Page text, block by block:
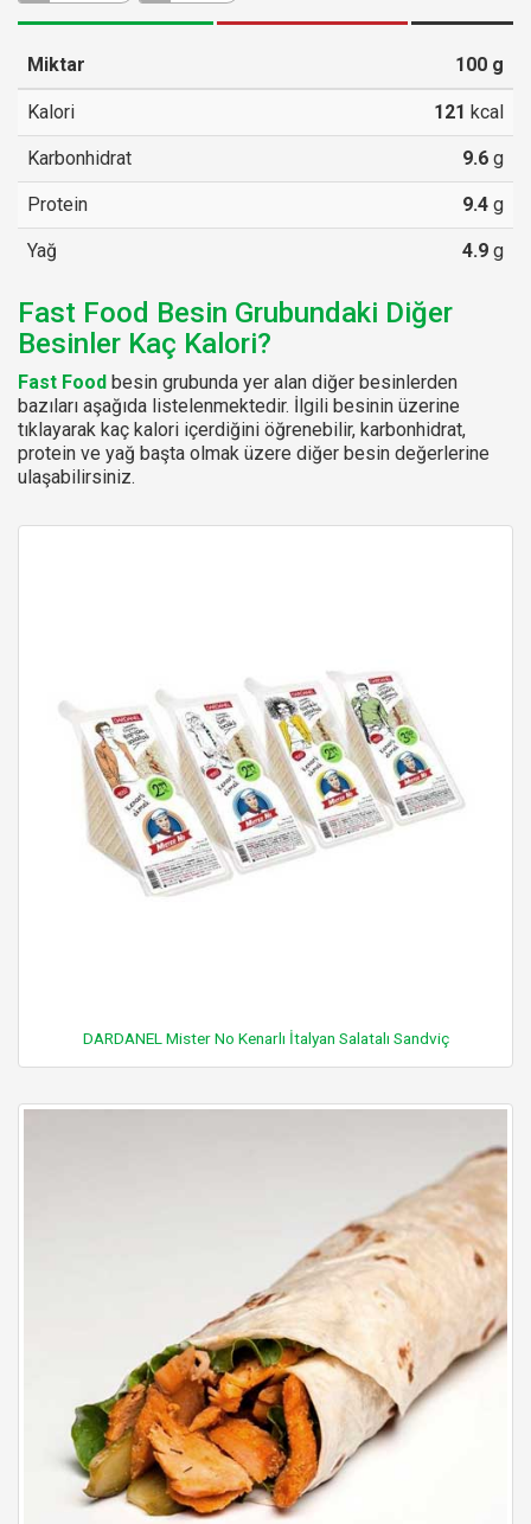
Miktar 100 g
Kalori 121 kcal
Karbonhidrat 9.6 g
Protein 9.4 g
Yağ 4.9 g
Fast Food Besin Grubundaki Diğer
Besinler Kaç Kalori?
Fast Food besin grubunda yer alan diğer besinlerden
bazıları aşağıda listelenmektedir. İlgili besinin üzerine
tıklayarak kaç kalori içerdiğini öğrenebilir, karbonhidrat,
protein ve yağ başta olmak üzere diğer besin değerlerine
ulaşabilirsiniz.
DARDANEL Mister No Kenarlı İtalyan Salatalı Sandviç